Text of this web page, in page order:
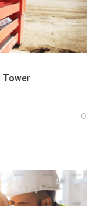
Tower
0